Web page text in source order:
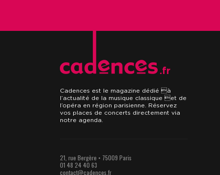
.fr
Cadences est le magazine dédié à
l’actualité de la musique classique et de
l’opéra en région parisienne. Réservez
vos places de concerts directement via
notre agenda.
21, rue Bergère • 75009 Paris
01 48 24 40 63
contact@cadences.fr